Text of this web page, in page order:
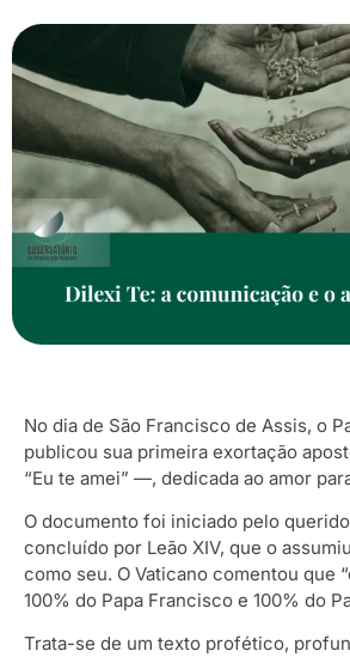
No dia de São Francisco de Assis, o
publicou sua primeira exortação
“Eu te amei” —, dedicada ao amor
O documento foi iniciado pelo
concluído por Leão XIV, que o
como seu. O Vaticano comentou que
100% do Papa Francisco e 100% do
Trata-se de um texto profético,